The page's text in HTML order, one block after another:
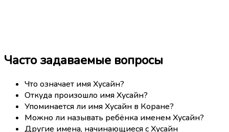
Часто задаваемые вопросы
Что означает имя Хусайн?
Откуда произошло имя Хусайн?
Упоминается ли имя Хусайн в Коране?
Можно ли называть ребёнка именем Хусайн?
Другие имена, начинающиеся с Хусайн